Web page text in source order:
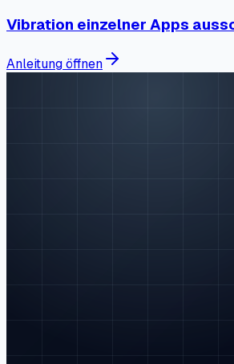
Vibration einzelner Apps
Anleitung öffnen